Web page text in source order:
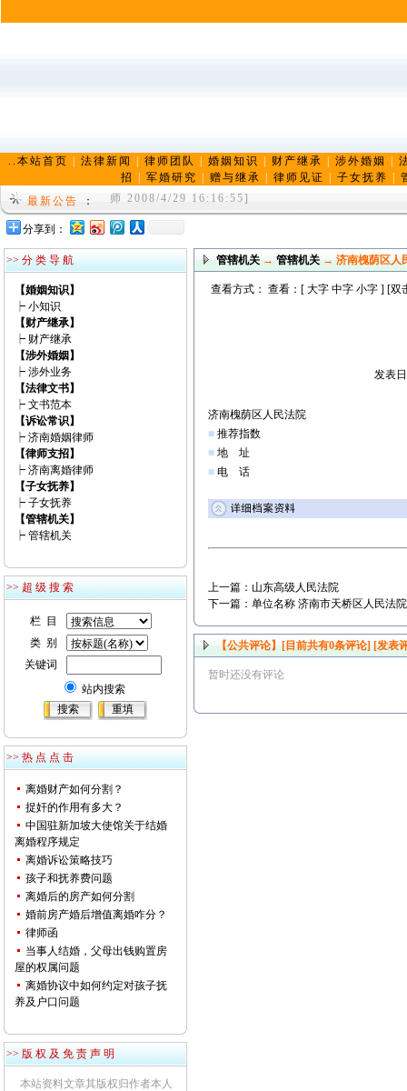
..本站首页 法律新闻 律师团队 婚姻知识 财产继承 涉外婚姻
招
军婚研究 赠与继承 律师见证 子女抚养
最新公告
：
陈兆港律师，男，汉族，山东大学硕士学位，山东
师 2008/4/29 16:16:55]
济南婚姻律师， 济南离婚律师， 济南婚姻律师网
r 2009/4/12 21:47:39]
分享到：
>> 分 类 导 航
【婚姻知识】
┝ 小知识
【财产继承】
┝ 财产继承
【涉外婚姻】
┝ 涉外业务
【法律文书】
┝ 文书范本
【诉讼常识】
┝ 济南婚姻律师
【律师支招】
┝ 济南离婚律师
【子女抚养】
┝ 子女抚养
【管辖机关】
┝ 管辖机关
>> 超 级 搜 索
栏 目
类 别
关键词
站内搜索
>> 热 点 点 击
离婚财产如何分割？
捉奸的作用有多大？
中国驻新加坡大使馆关于结婚
离婚程序规定
离婚诉讼策略技巧
孩子和抚养费问题
离婚后的房产如何分割
婚前房产婚后增值离婚咋分？
律师函
当事人结婚，父母出钱购置房
屋的权属问题
离婚协议中如何约定对孩子抚
养及户口问题
>> 版 权 及 免 责 声 明
本站资料文章其版权归作者本人
管辖机关→ 管辖机关→ 济南槐荫区人
查看方式： 查看：[ 大字 中字 小字] [双
发表
济南槐荫区人民法院
■ 推荐指数
■ 地 址
■ 电 话
上一篇： 山东高级人民法院
下一篇： 单位名称 济南市天桥区人民法院
【公共评论】[目前共有0条评论] [发表
暂时还没有评论